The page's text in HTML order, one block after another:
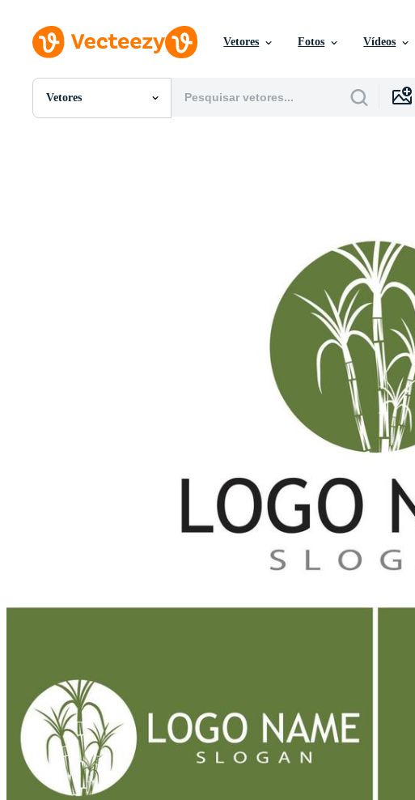
Vetores Fotos Vídeos
Vetores
Todas Imagens